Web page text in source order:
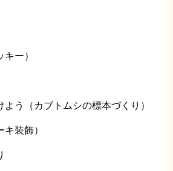
ー）
よう（カブトムシの標本づくり）
キ装飾）